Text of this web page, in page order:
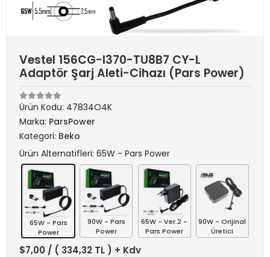
Vestel 156CG-I370-TU8B7 CY-L
Adaptör Şarj Aleti-Cihazı (Pars Power)
Ürün Kodu: 47834O4K
Marka: ParsPower
Kategori: Beko
Ürün Alternatifleri: 65W - Pars Power
65W - Pars
Power
90W - Pars
Power
65W - Ver.2 -
Pars Power
90W - Orijinal
Üretici
$7,00 / ( 334,32 TL ) + Kdv